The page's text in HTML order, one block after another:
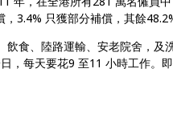
3.4% 只獲部分補償，其餘
食、陸路運輸、安老院舍，及
，每天要花9 至11 小時工作。